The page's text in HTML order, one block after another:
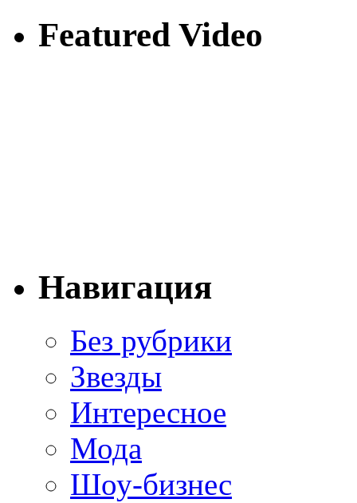
Featured Video
Навигация
Без рубрики
Звезды
Интересное
Мода
Шоу-бизнес